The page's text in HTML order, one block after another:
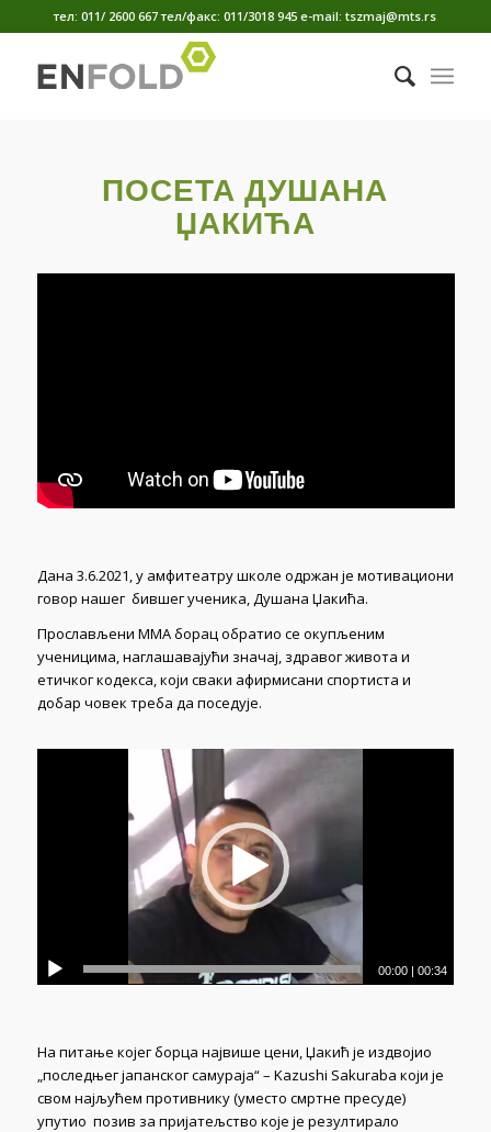
тел: 011/ 2600 667 тел/факс: 011/3018 945 е-mail: tszmaj@mts.rs
ПОСЕТА ДУШАНА
ЏАКИЋА
Дана 3.6.2021, у амфитеатру школе одржан је мотивациони
говор нашег бившег ученика, Душана Џакића.
Прослављени ММА борац обратио се окупљеним
ученицима, наглашавајући значај, здравог живота и
етичког кодекса, који сваки афирмисани спортиста и
добар човек треба да поседује.
00:00 |00:34
На питање којег борца највише цени, Џакић је издвојио
„последњег јапанског самураја“ – Kazushi Sakuraba који је
свом најљућем противнику (уместо смртне пресуде)
упутио позив за пријатељство које је резултирало